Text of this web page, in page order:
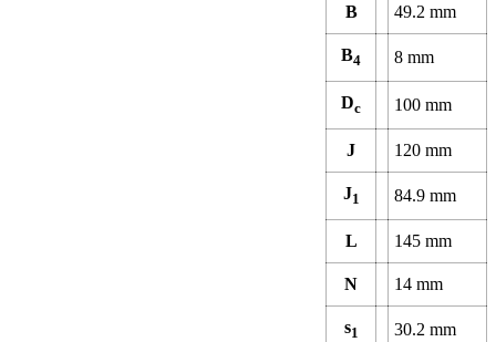
B 49.2 mm
B4 8 mm
Dc 100 mm
J 120 mm
J1 84.9 mm
L 145 mm
N 14 mm
s1 30.2 mm